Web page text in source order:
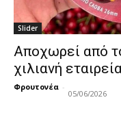
Slider
Αποχωρεί από
χιλιανή
Φρουτονέα -
05/06/2026